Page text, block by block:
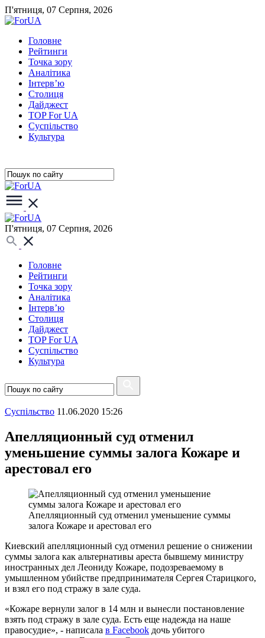
П'ятниця, 07 Серпня, 2026
Головне
Рейтинги
Точка зору
Аналітика
Інтерв’ю
Столиця
Дайджест
TOP For UA
Суспiльство
Культура
П'ятниця, 07 Серпня, 2026
Головне
Рейтинги
Точка зору
Аналітика
Інтерв’ю
Столиця
Дайджест
TOP For UA
Суспiльство
Культура
Суспiльство 11.06.2020 15:26
Апелляционный суд отменил
уменьшение суммы залога Кожаре и
арестовал его
Апелляционный суд отменил уменьшение суммы
залога Кожаре и арестовал его
Киевский апелляционный суд отменил решение о снижении
суммы залога как альтернативы ареста бывшему министру
иностранных дел Леониду Кожаре, подозреваемому в
умышленном убийстве предпринимателя Сергея Старицкого,
и взял его под стражу в зале суда.
«Кожаре вернули залог в 14 млн и вынесли постановление
взять под стражу в зале суда. Есть еще надежда на наше
правосудие», - написала в Facebook дочь убитого